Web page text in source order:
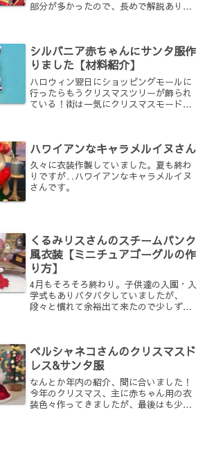
部分が多かったので、長めで解説ありの
シルバニア赤ちゃんにサンタ服作
りました【材料紹介】
ハロウィン翌日にショッピングモールに
行ったらもうクリスマスツリーが飾られ
ている！街は一気にクリスマスモード
考えてみました。
ハワイアンなキャラメルイヌさん
久々に衣装作製していました。夏も終わ
りですが‥ハワイアンなキャラメルイヌ
さんです。
くるみリスさんのスチームパンク
風衣装【ミニチュアゴーグルの作
り方】
4月もそろそろ終わり。子供達の入園・入
学式もありバタバタしていましたが、
段々と慣れて余裕出て来たので少しずつ
ペルシャネコさんのクリスマスド
レス&サンタ服
なんとか年内の紹介、間に合いました！
今年のクリスマス、主に赤ちゃん用の衣
装色々作ってきましたが、最後はも少し